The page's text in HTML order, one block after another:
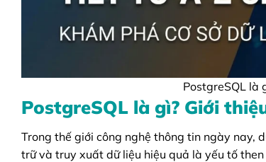
PostgreSQL là
PostgreSQL là gì? Giới
Trong thế giới công nghệ thông tin ngày nay,
trữ và truy xuất dữ liệu hiệu quả là yếu tố